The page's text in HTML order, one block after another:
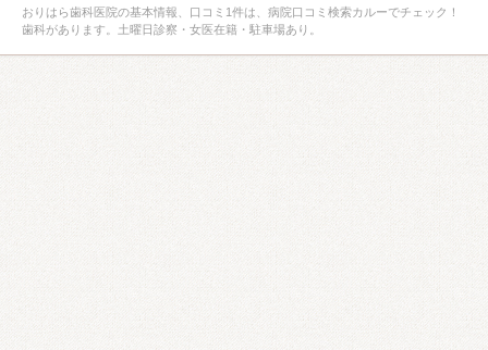
おりはら歯科医院の基本情報、口コミ1件は、病院口コミ検索カルーでチェック！
歯科があります。土曜日診察・女医在籍・駐車場あり。